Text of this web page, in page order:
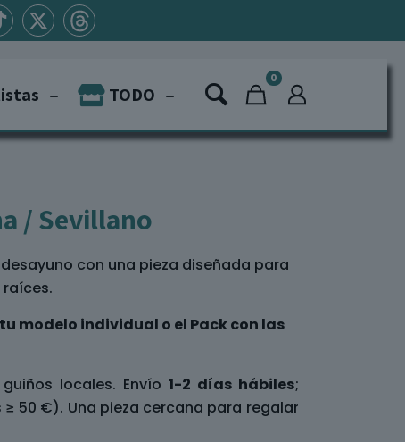
TODO
0
/ Sevillano
con una pieza diseñada para
modelo individual o el Pack con las
locales. Envío1-2 días hábiles;
50 €). Una pieza cercana para regalar